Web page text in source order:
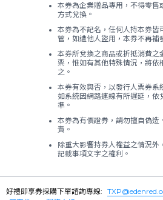
本券為企業贈品專用，不得零售
方式兌換。
本券為不記名，任何人持本券皆
管，如遭他人盜用，本券不再補
本券所兌換之商品或折抵消費之
票，惟如有其他特殊情況，將依
之。
本券有效與否，以發行人票券系
如系統因網路連線有所遲延，依
準。
本券為有價證券，請勿擅自偽造
責。
除重大影響持券人權益之情況外
記載事項文字之權利。
好禮即享券採購下單諮詢專線: